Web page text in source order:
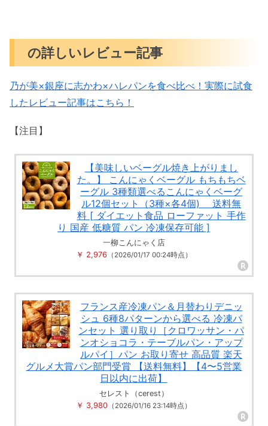
の詳しいレビュー記事
乃が美×銀座に志かわ×ハレパンを食べ比べ！実際に試食
したレビュー記事はこちら！
【注目】
【美味しいベーグル焼き上がりまし
た。】 こんにゃくベーグル もちもちベ
ーグル 3種類選べるこんにゃくベーグ
ル12個セット（3種×各4個) 送料無
料 [ ダイエット食品 ローファット 手作
り 国産 低糖質 パン 冷凍保存可能 ]
一柳こんにゃく店
￥ 2,976 （2026/01/17 00:24時点）
フランス産冷凍パン＆月替わりデニッ
シュ 6種8パターンから選べる 冷凍パ
ンセット 選り取り［クロワッサン・パ
ンオショコラ・テーブルパン・アップ
ルパイ］パン お取り寄せ 高品質 楽天
グルメ大賞パン部門受賞 【送料無料】【4〜5営業
日以内に出荷】
セレスト（cerest）
￥ 3,980 （2026/01/16 23:14時点）